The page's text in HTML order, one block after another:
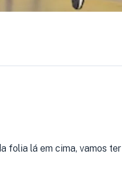
folia lá em cima, vamos ter